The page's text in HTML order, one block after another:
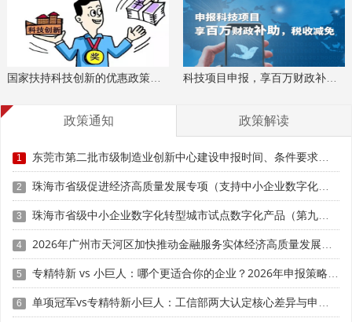
国家扶持科技创新的优惠政策，索取资料、解读政策 科技项目申报，享百万财政补贴，减免40%所得税
政策通知 政策解读
1 东莞市第二批市级制造业创新中心建设申报时间、条件要求、扶持奖励
2 珠海市省级促进经济高质量发展专项（支持中小企业数字化转型）“小快轻准”数字化转型项目（第十一批）入库储备申报时间、条件要求、补助奖励
3 珠海市省级中小企业数字化转型城市试点数字化产品（第九批）征集申报时间、条件要求
4 2026年广州市天河区加快推动金融服务实体经济高质量发展（支持企业利用知识产权融资）政策兑现申报时间、条件要求、扶持奖励
5 专精特新 vs 小巨人：哪个更适合你的企业？2026年申报策略全解析
6 单项冠军vs专精特新小巨人：工信部两大认定核心差异与申报策略选择